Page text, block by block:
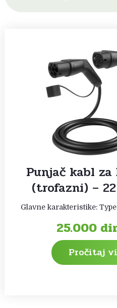
Punjač kabl za
(trofazni) –
Glavne karakteristike:
25.000
Pročitaj